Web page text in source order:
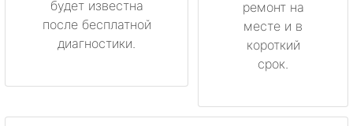
будет известна
после бесплатной
диагностики.
ремонт на
месте и в
короткий
срок.